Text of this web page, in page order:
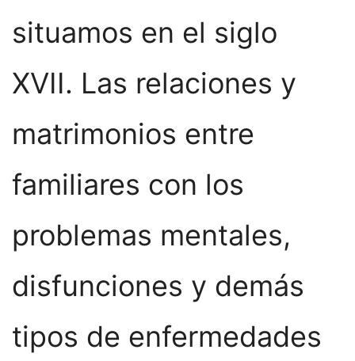
situamos en el siglo
XVII. Las relaciones y
matrimonios entre
familiares con los
problemas mentales,
disfunciones y demás
tipos de enfermedades